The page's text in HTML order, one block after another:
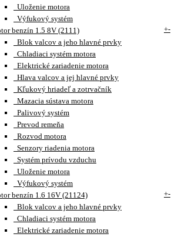
Uloženie motora
Výfukový systém
benzín 1.5 8V (2111)
+-
Blok valcov a jeho hlavné prvky
Chladiaci systém motora
Elektrické zariadenie motora
Hlava valcov a jej hlavné prvky
Kľukový hriadeľ a zotrvačník
Mazacia sústava motora
Palivový systém
Prevod remeňa
Rozvod motora
Senzory riadenia motora
Systém prívodu vzduchu
Uloženie motora
Výfukový systém
benzín 1.6 16V (21124)
+-
Blok valcov a jeho hlavné prvky
Chladiaci systém motora
Elektrické zariadenie motora